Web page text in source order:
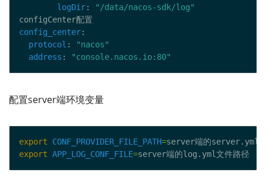
logDir:
"/data/nacos-sdk/log"
config_center
protocol :
"nacos"
address : "console.nacos.io:80"
配置server端环境变量
export CONF_PROVIDER_FILE_PATH=
export APP_LOG_CONF_FILE=